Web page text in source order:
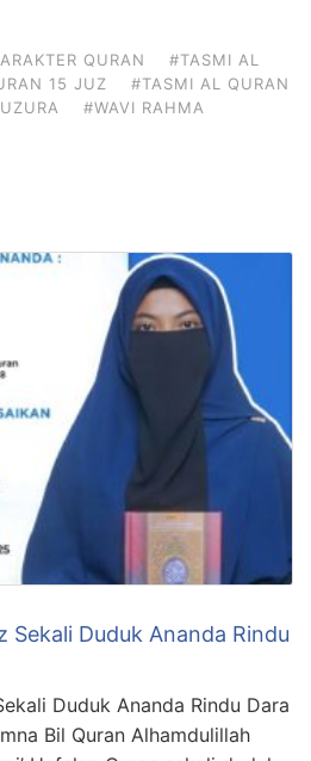
QURAN
#TASMI AL
15 JUZ
#TASMI AL QURAN
#WAVI RAHMA
Sekali Duduk Ananda Rindu
Duduk Ananda Rindu Dara
Bil Quran Alhamdulillah